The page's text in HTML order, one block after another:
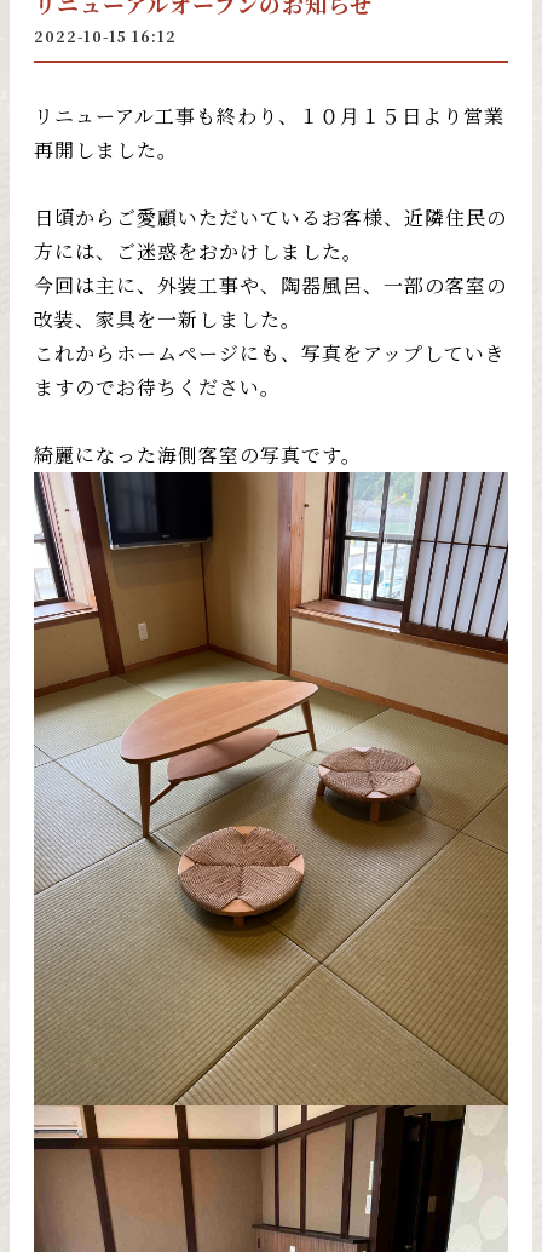
2022-10-15 16:12
リニューアル工事も終わり、１０月１５日より営業
再開しました。
日頃からご愛顧いただいているお客様、近隣住民の
方には、ご迷惑をおかけしました。
今回は主に、外装工事や、陶器風呂、一部の客室の
改装、家具を一新しました。
これからホームページにも、写真をアップしていき
ますのでお待ちください。
綺麗になった海側客室の写真です。